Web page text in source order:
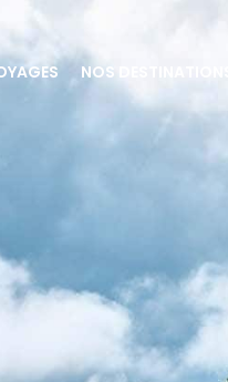
NOS DESTINATIONS